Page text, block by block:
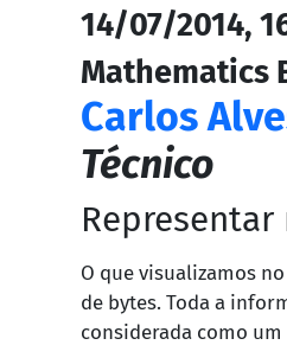
14/07/2014,
Mathematics
Carlos
Técnico
Representar
O que visualizamos
de bytes. Toda a
considerada como